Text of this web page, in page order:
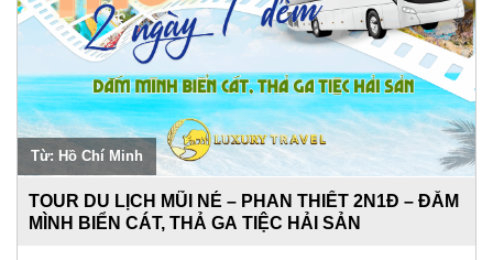
Từ: Hồ Chí Minh
TOUR DU LỊCH MŨI NÉ – PHAN THIẾT 2N1Đ – ĐẮM
MÌNH BIỂN CÁT, THẢ GA TIỆC HẢI SẢN